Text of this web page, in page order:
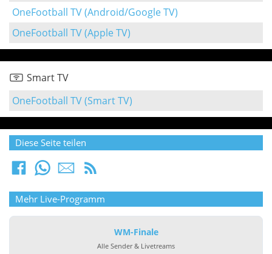
OneFootball TV (Android/Google TV)
OneFootball TV (Apple TV)
Smart TV
OneFootball TV (Smart TV)
Diese Seite teilen
Mehr Live-Programm
WM-Finale
Alle Sender & Livetreams